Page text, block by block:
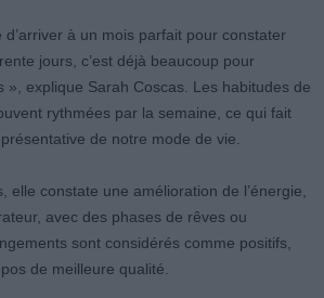
d’arriver à un mois parfait pour constater
jours, c’est déjà beaucoup pour
», explique Sarah Coscas. Les habitudes de
rythmées par la semaine, ce qui fait
de notre mode de vie.
elle constate une amélioration de l’énergie,
avec des phases de rêves ou
sont considérés comme positifs,
de meilleure qualité.